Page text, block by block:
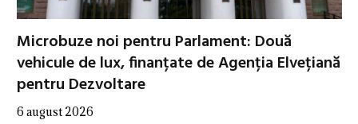
Microbuze noi pentru Parlament: Două
vehicule de lux, finanțate de Agenția Elvețiană
pentru Dezvoltare
6 august 2026